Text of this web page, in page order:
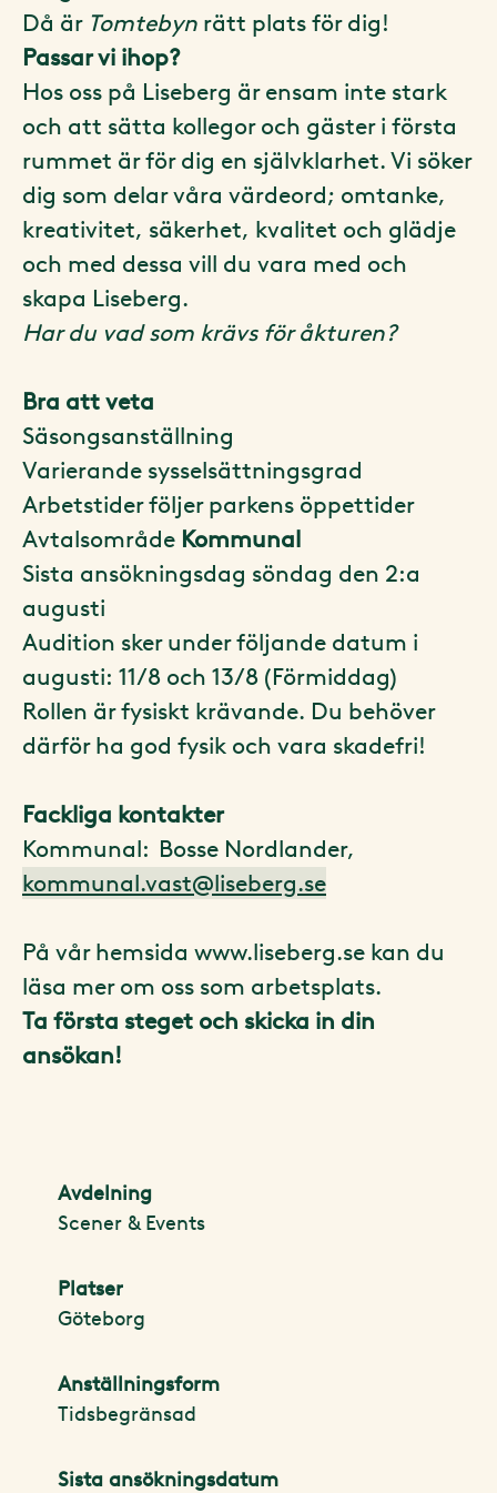
Då är Tomtebyn rätt plats för dig!
Passar vi ihop?
Hos oss på Liseberg är ensam inte stark
och att sätta kollegor och gäster i första
rummet är för dig en självklarhet. Vi söker
dig som delar våra värdeord; omtanke,
kreativitet, säkerhet, kvalitet och glädje
och med dessa vill du vara med och
skapa Liseberg.
Har du vad som krävs för åkturen?
Bra att veta
Säsongsanställning
Varierande sysselsättningsgrad
Arbetstider följer parkens öppettider
Avtalsområde Kommunal
Sista ansökningsdag söndag den 2:a
augusti
Audition sker under följande datum i
augusti: 11/8 och 13/8 (Förmiddag)
Rollen är fysiskt krävande. Du behöver
därför ha god fysik och vara skadefri!
Fackliga kontakter
Kommunal: Bosse Nordlander,
kommunal.vast@liseberg.se
På vår hemsida www.liseberg.se kan du
läsa mer om oss som arbetsplats.
Ta första steget och skicka in din
ansökan!
Avdelning
Scener & Events
Platser
Göteborg
Anställningsform
Tidsbegränsad
Sista ansökningsdatum